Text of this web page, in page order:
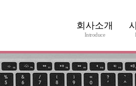
회사소개
Introduce
회사소개
연혁